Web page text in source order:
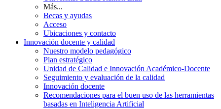
Más...
Becas y ayudas
Acceso
Ubicaciones y contacto
Innovación docente y calidad
Nuestro modelo pedagógico
Plan estratégico
Unidad de Calidad e Innovación Académico-Docente
Seguimiento y evaluación de la calidad
Innovación docente
Recomendaciones para el buen uso de las herramientas
basadas en Inteligencia Artificial